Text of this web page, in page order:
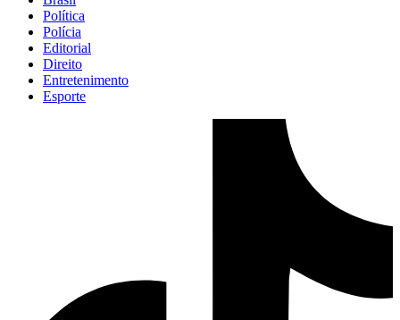
Política
Polícia
Editorial
Direito
Entretenimento
Esporte